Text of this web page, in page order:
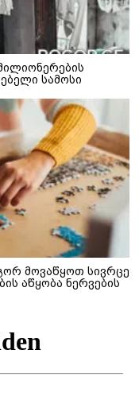
სამოსი
მოვაწყოთ სივრცე
აწყობა ნერვების